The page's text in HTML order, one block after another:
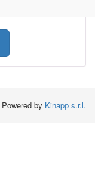
Powered by Kinapp s.r.l.